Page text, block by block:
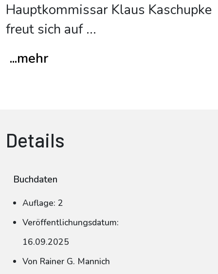
Hauptkommissar Klaus Kaschupke
freut sich auf ...
...mehr
Details
Buchdaten
Auflage: 2
Veröffentlichungsdatum:
16.09.2025
Von Rainer G. Mannich